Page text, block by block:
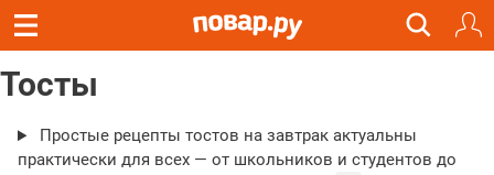
Тосты
Простые рецепты тостов на завтрак актуальны
практически для всех — от школьников и студентов до